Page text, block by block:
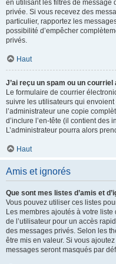
en utilisant les filtres de message
privée. Si vous recevez des
particulier, rapportez les
possibilité d’empêcher
privés.
Haut
J’ai reçu un spam ou un
Le formulaire de courrier
suivre les utilisateurs qui
l’administrateur une copie
d’inclure l’en-tête (il contient des
L’administrateur pourra alors
Haut
Amis et ignorés
Que sont mes listes d’amis et
Vous pouvez utiliser ces listes
Les membres ajoutés à votre
de l’utilisateur pour un accès
des messages privés. Selon les
être mis en valeur. Si vous
messages seront masqués par